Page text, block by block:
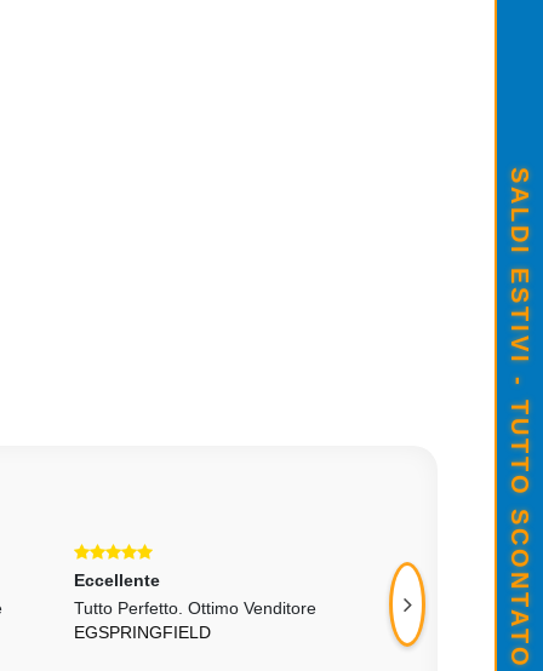
Eccellente
Tutto Perfetto. Ottimo Venditore
EGSPRINGFIELD
Eccellente
Cavi Perfetti...
PRIORALESS SALDI ESTIVI - TUTTO SCONTATO